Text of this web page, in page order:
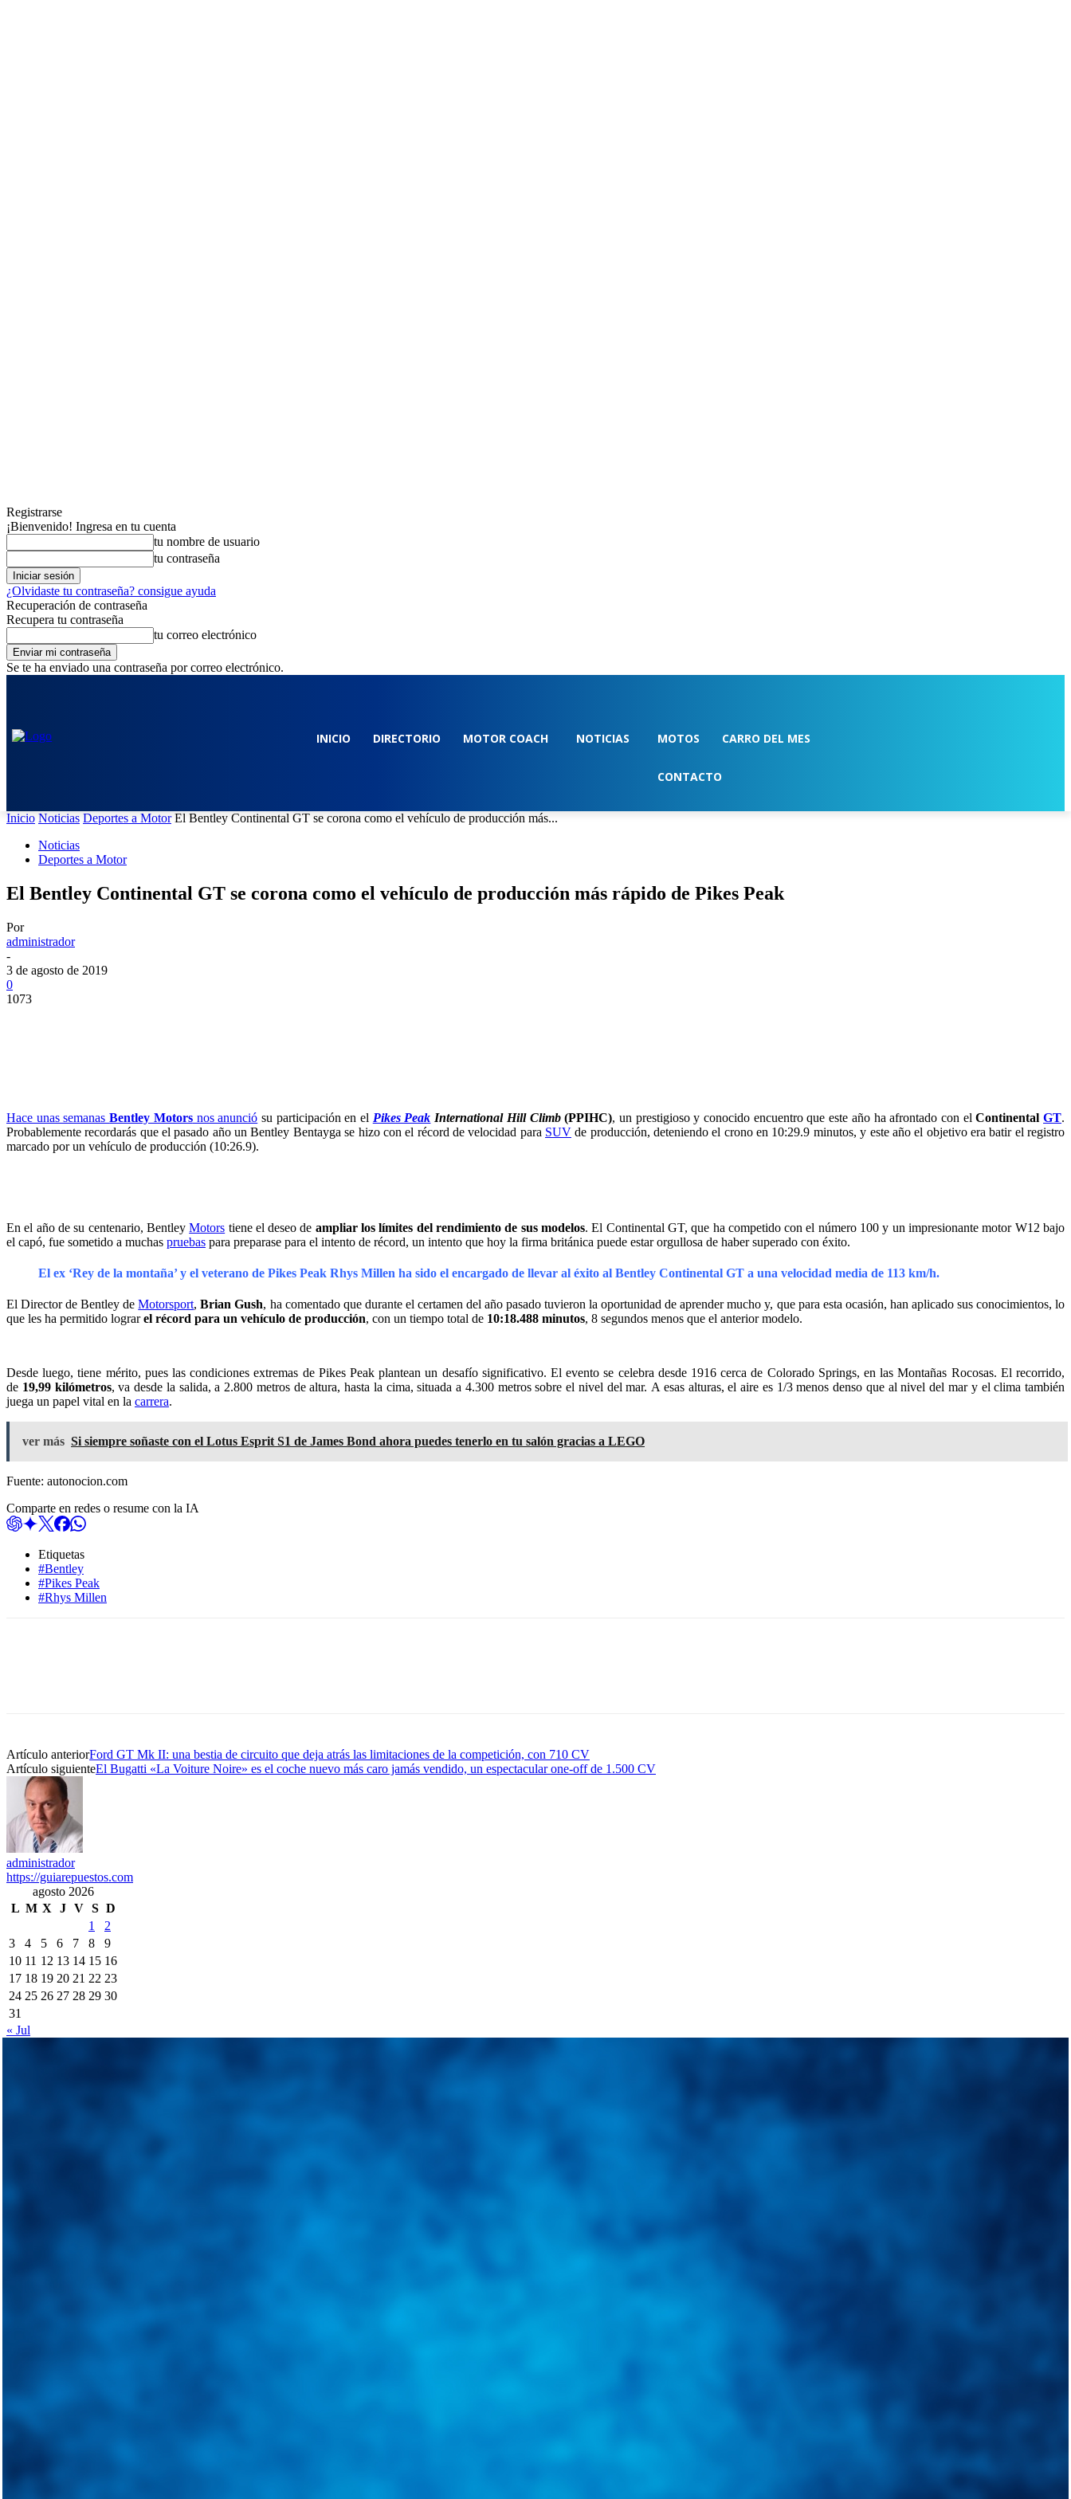
Registrarse
¡Bienvenido! Ingresa en tu cuenta
tu nombre de usuario
tu contraseña
¿Olvidaste tu contraseña? consigue ayuda
Recuperación de contraseña
Recupera tu contraseña
tu correo electrónico
Se te ha enviado una contraseña por correo electrónico.
INICIO DIRECTORIO MOTOR COACH NOTICIAS MOTOS CARRO DEL MES
CONTACTO
Inicio Noticias Deportes a Motor El Bentley Continental GT se corona como el vehículo de producción más...
Noticias
Deportes a Motor
El Bentley Continental GT se corona como el vehículo de producción más rápido de Pikes Peak
Por
administrador
-
3 de agosto de 2019
0
1073
Hace unas semanasBentley Motorsnos anunció su participación en el Pikes Peak International Hill Climb(PPIHC), un prestigioso y conocido encuentro que este año ha afrontado con elContinentalGT.
Probablemente recordarás que el pasado año un Bentley Bentayga se hizo con el récord de velocidad para SUV de producción, deteniendo el crono en 10:29.9 minutos, y este año el objetivo era batir el registro
marcado por un vehículo de producción (10:26.9).
En el año de su centenario, BentleyMotors tiene el deseo de ampliar los límites del rendimiento de sus modelos. El Continental GT, que ha competido con el número 100 y un impresionante motor W12 bajo
el capó, fue sometido a muchas pruebas para preparase para el intento de récord, un intento que hoy la firma británica puede estar orgullosa de haber superado con éxito.
El ex ‘Rey de la montaña’ y el veterano de Pikes Peak Rhys Millen ha sido el encargado de llevar al éxito al Bentley Continental GT a una velocidad media de 113 km/h.
El Director de Bentley deMotorsport,Brian Gush, ha comentado que durante el certamen del año pasado tuvieron la oportunidad de aprender mucho y, que para esta ocasión, han aplicado sus conocimientos, lo
que les ha permitido lograrel récord para un vehículo de producción, con un tiempo total de 10:18.488 minutos, 8 segundos menos que el anterior modelo.
Desde luego, tiene mérito, pues las condiciones extremas de Pikes Peak plantean un desafío significativo. El evento se celebra desde 1916 cerca de Colorado Springs, en las Montañas Rocosas. El recorrido,
de 19,99 kilómetros, va desde la salida, a 2.800 metros de altura, hasta la cima, situada a 4.300 metros sobre el nivel del mar. A esas alturas, el aire es 1/3 menos denso que al nivel del mar y el clima también
juega un papel vital en la carrera.
ver más Si siempre soñaste con el Lotus Esprit S1 de James Bond ahora puedes tenerlo en tu salón gracias a LEGO
Fuente: autonocion.com
Comparte en redes o resume con la IA
Etiquetas
#Bentley
#Pikes Peak
#Rhys Millen
Artículo anteriorFord GT Mk II: una bestia de circuito que deja atrás las limitaciones de la competición, con 710 CV
Artículo siguienteEl Bugatti «La Voiture Noire» es el coche nuevo más caro jamás vendido, un espectacular one-off de 1.500 CV
administrador
https://guiarepuestos.com
agosto 2026
L M X J V S D
1
2
3
4 5 6 7 8
9
10 11 12 13 14 15 16
17 18 19 20 21 22 23
24 25 26 27 28 29 30
31
« Jul